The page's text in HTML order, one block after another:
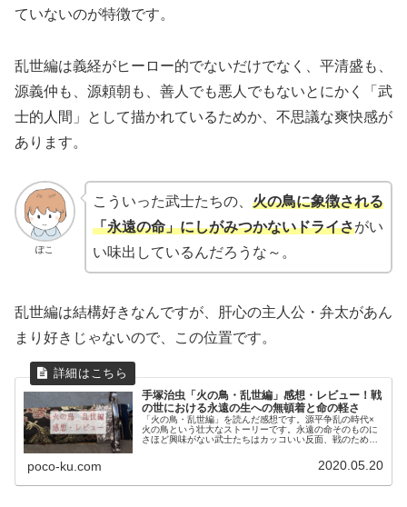
ていないのが特徴です。
乱世編は義経がヒーロー的でないだけでなく、平清盛も、
源義仲も、源頼朝も、善人でも悪人でもないとにかく「武
士的人間」として描かれているためか、不思議な爽快感が
あります。
ぽこ
こういった武士たちの、 火の鳥に象徴される
「永遠の命」にしがみつかないドライさがい
い味出しているんだろうな～。
乱世編は結構好きなんですが、肝心の主人公・弁太があん
まり好きじゃないので、この位置です。
手塚治虫「火の鳥・乱世編」感想・レビュー！戦
の世における永遠の生への無頓着と命の軽さ
「火の鳥・乱世編」を読んだ感想です。源平争乱の時代×
火の鳥という壮大なストーリーです。永遠の命そのものに
さほど興味がない武士たちはカッコいい反面、戦のために
poco-ku.com 2020.05.20